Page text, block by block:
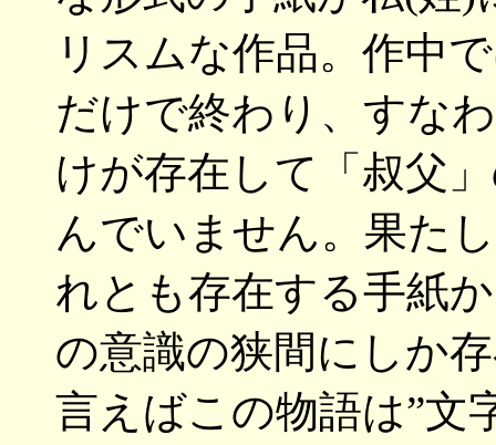
リスムな作品。作中
だけで終わり、すな
けが存在して「叔父
んでいません。果た
れとも存在する手紙
の意識の狭間にしか
言えばこの物語は”文